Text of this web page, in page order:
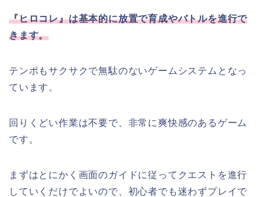
『ヒロコレ』は基本的に放置で育成やバトルを進行で
きます。
テンポもサクサクで無駄のないゲームシステムとなっ
ています。
回りくどい作業は不要で、非常に爽快感のあるゲーム
です。
まずはとにかく画面のガイドに従ってクエストを進行
していくだけでよいので、初心者でも迷わずプレイで